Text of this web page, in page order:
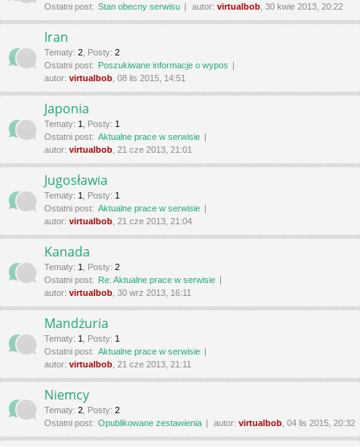
Ostatni post: Stan obecny serwisu autor: virtualbob , 30 kwie 2013, 20:22
Iran
Tematy: 2 Posty: 2
Ostatni post: Poszukiwane informacje o wypos
autor: virtualbob , 08 lis 2015, 14:51
Japonia
Tematy: 1 Posty: 1
Ostatni post: Aktualne prace w serwisie
autor: virtualbob , 21 cze 2013, 21:01
Jugosławia
Tematy: 1 Posty: 1
Ostatni post: Aktualne prace w serwisie
autor: virtualbob , 21 cze 2013, 21:04
Kanada
Tematy: 1 Posty: 2
Ostatni post: Re: Aktualne prace w serwisie
autor: virtualbob , 30 wrz 2013, 16:11
Mandżuria
Tematy: 1 Posty: 1
Ostatni post: Aktualne prace w serwisie
autor: virtualbob , 21 cze 2013, 21:11
Niemcy
Tematy: 2 Posty: 2
Ostatni post: Opublikowane zestawienia autor: virtualbob , 04 lis 2015, 20:32